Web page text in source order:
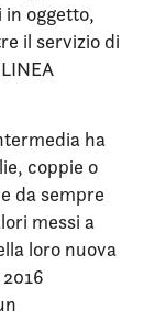
in oggetto,
il servizio di
ha
coppie o
da sempre
messi a
loro nuova